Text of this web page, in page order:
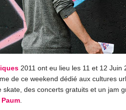
2011 ont eu lieu les 11 et 12 Juin
de ce weekend dédié aux cultures
skate, des concerts gratuits et un jam
Paum